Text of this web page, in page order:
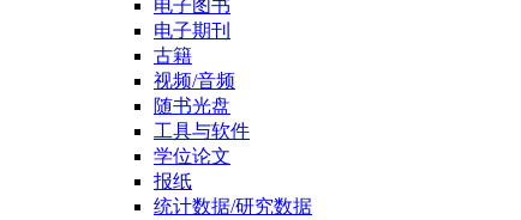
电子图书
电子期刊
古籍
视频/音频
随书光盘
工具与软件
学位论文
报纸
统计数据/研究数据